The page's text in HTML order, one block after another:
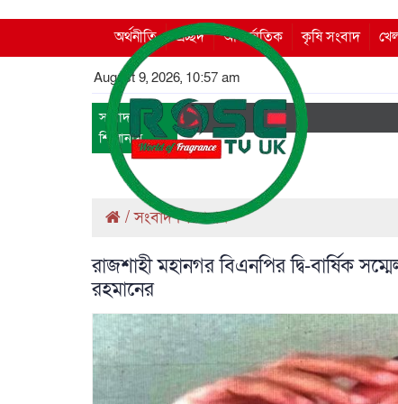
অর্থনীতি প্রচ্ছদ আন্তর্জাতিক কৃষি সংবাদ
August 9, 2026, 10:57 am
সংবাদ
শিরোনাম
/সংবাদ শিরোনাম
রাজশাহী মহানগর বিএনপির দ্বি-বার্ষিক
রহমানের